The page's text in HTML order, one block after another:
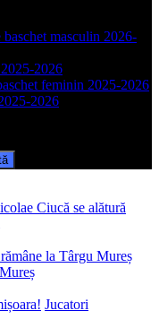
masculin 2026-
2026
feminin 2025-2026
2026
Ciucă se alătură
la Târgu Mureș
Jucatori